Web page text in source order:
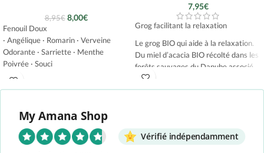
8,95€ 8,00€
Fenouil Doux
· Angélique · Romarin · Verveine
Odorante · Sarriette · Menthe
Poivrée · Souci
Une infusion bio, fraîche et légère, en
Chic des plantes! Nous en avons
besoin : cesinfusions BIOavec des
ingrédients de hautes qualités
7,95€
Grog facilitant la relaxation
Le grog BIO qui aide à la relaxation.
Du miel d’acacia BIO récolté dans les
forêts sauvages du Danube associé
aux 5 huiles essentielles BIO
reconnues pour leurs vertus
sauge.
My Amana Shop
Vérifié indépendamment